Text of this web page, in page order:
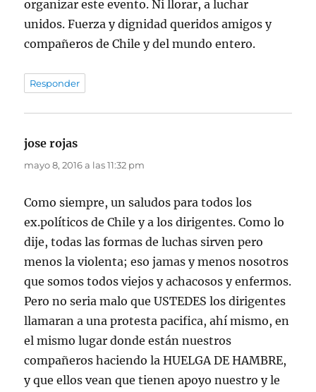
organizar este evento. Ni llorar, a luchar
unidos. Fuerza y dignidad queridos amigos y
compañeros de Chile y del mundo entero.
Responder
jose rojas
mayo 8, 2016 a las 11:32 pm
Como siempre, un saludos para todos los
ex.políticos de Chile y a los dirigentes. Como lo
dije, todas las formas de luchas sirven pero
menos la violenta; eso jamas y menos nosotros
que somos todos viejos y achacosos y enfermos.
Pero no seria malo que USTEDES los dirigentes
llamaran a una protesta pacifica, ahí mismo, en
el mismo lugar donde están nuestros
compañeros haciendo la HUELGA DE HAMBRE,
y que ellos vean que tienen apoyo nuestro y le